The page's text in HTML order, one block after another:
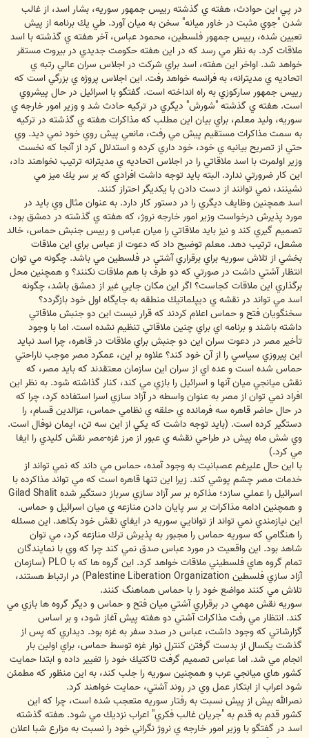
در پي اين حوادث، هفته ي گذشته رييس جمهور سوريه، بشار اسد، از غالب
شدن "جوي مثبت در خاور ميانه" سخن به ميان آورد. طي يك برنامه از پيش
تعيين شده، رييس جمهور فلسطين، محمود عباس، آخر هفته ي گذشته با اسد
ملاقات كرد. به نظر مي رسد كه در اين هفته حكومت جديدي در بيروت مستقر
خواهد شد. اواخر اين هفته، اسد براي شركت در اجلاس سران عالي رتبه ي
اتحاديه ي مديترانه، به فرانسه خواهد رفت. اين اجلاس پروژه ي بزرگي است كه
رييس جمهور ساركوزي به راه انداخته است. گفتگو با اسرائيل در حال پيشروي
است. هفته ي گذشته "شورش" ديگري در تركيه حادث شد و وزير امور خارجه ي
سوريه، وليد معلم، براي بيان اين مطلب كه مذاكرات هفته ي گذشته در تركيه
به سمت مذاكرات مستقيم پيش مي رفت، مانعي پيش روي خود نمي ديد. وي
حتي از تصريح بيانيه ي خود، خود داري كرده و استدلال كرد از آنجا كه نخست
وزير اولمرت با اسد ملاقاتي را در اجلاس اتحاديه ي مديترانه ترتيب نخواهند داد،
اين كار ضرورتي ندارد. البته بايد توجه داشت افرادي كه بر سر يك ميز مي
نشينند، نمي توانند از دست دادن با يكديگر احتراز كنند.
اسد همچنين وظايف ديگري را در دستور كار دارد. به عنوان مثال وي بايد در
مورد پذيرش درخواست وزير امور خارجه نروژ، كه هفته ي گذشته در دمشق بود،
تصميم گيري كند و نيز بايد ملاقاتي را ميان عباس و رييس جنبش حماس، خالد
مشعل، ترتيب دهد. معلم توضيح داد كه دعوت از عباس براي اين ملاقات
بخشي از تلاش سوريه براي برقراري آشتي در فلسطين مي باشد. چگونه مي توان
انتظار آشتي داشت در صورتي كه دو طرف با هم ملاقات نكنند؟ و همچنين محل
برگذاري اين ملاقات كجاست؟ اگر اين مكان جايي غير از دمشق باشد، چگونه
اسد مي تواند در نقشه ي ديپلماتيك منطقه به جايگاه اول خود بازگردد؟
سخنگويان فتح و حماس اعلام كردند كه قرار نيست اين دو جنبش ملاقاتي
داشته باشند و برنامه اي براي چنين ملاقاتي تنظيم نشده است. اما با وجود
تأخير مصر در دعوت سران اين دو جنبش براي ملاقات در قاهره، چرا اسد نبايد
اين پيروزي سياسي را از آن خود كند؟ علاوه بر اين، عمكرد مصر موجب ناراحتي
حماس شده است و عده اي از سران اين سازمان معتقدند كه بايد مصر، كه
نقش ميانجي ميان آنها و اسرائيل را بازي مي كند، كنار گذاشته شود. به نظر اين
افراد نمي توان از مصر به عنوان واسطه در آزاد سازي اسرا استفاده كرد، چرا كه
در حال حاضر قاهره سه فرمانده ي حلقه ي نظامي حماس، عزالدين قسام، را
دستگير كرده است. (بايد توجه داشت كه يكي از اين سه تن، ايمان نوفال است.
وي شش ماه پيش در طراحي نقشه ي عبور از مرز غزه-مصر نقش كليدي را ايفا
مي كرد.)
با اين حال عليرغم عصبانيت به وجود آمده، حماس مي داند كه نمي تواند از
خدمات مصر چشم پوشي كند. زيرا اين تنها قاهره است كه مي تواند مذاكرده با
اسرائيل را عملي سازد؛ مذاكره بر سر آزاد سازي سرباز دستگير شده Gilad Shalit
و همچنين ادامه مذاكرات بر سر پايان دادن منازعه ي ميان اسرائيل و حماس.
اين نيازمندي نمي تواند از توانايي سوريه در ايفاي نقش خود بكاهد. اين مسئله
را هنگامي كه سوريه حماس را مجبور به پذيرش ترك منازعه كرد، مي توان
شاهد بود. اين واقعيت در مورد عباس صدق نمي كند چرا كه وي با نمايندگان
تمام گروه هاي فلسطيني ملاقات خواهد كرد. اين گروه ها كه با PLO (سازمان
آزاد سازي فلسطين Palestine Liberation Organization) در ارتباط هستند،
تلاش مي كنند مواضع خود را با حماس هماهنگ كنند.
سوريه نقش مهمي در برقراري آشتي ميان فتح و حماس و ديگر گروه ها بازي مي
كند. انتظار مي رفت مذاكرات آشتي دو هفته پيش آغاز شود، و بر اساس
گزارشاتي كه وجود داشت، عباس در صدد سفر به غزه بود. ديداري كه پس از
گذشت يكسال از بدست گرفتن كنترل نوار غزه توسط حماس، براي اولين بار
انجام مي شد. اما عباس تصميم گرفت تاكتيك خود را تغيير داده و ابتدا حمايت
كشور هاي ميانجي عرب و همچنين سوريه را جلب كند، به اين منظور كه مطمئن
شود اعراب از ابتكار عمل وي در روند آشتي، حمايت خواهند كرد.
نصرالله بيش از پيش نسبت به رفتار سوريه متعجب شده است، چرا كه اين
كشور قدم به قدم به "جريان غالب فكري" اعراب نزديك مي شود. هفته گذشته
اسد در گفتگو با وزير امور خارجه ي نروژ نگراني خود را نسبت به مزارع شبا اعلان